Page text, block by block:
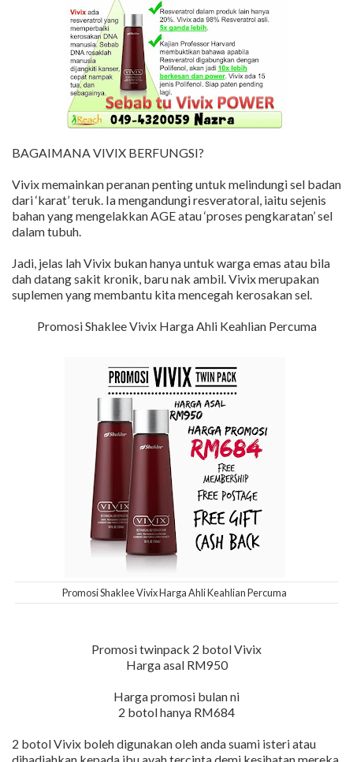
BAGAIMANA VIVIX BERFUNGSI?
Vivix memainkan peranan penting untuk melindungi sel badan
dari ‘karat’ teruk. Ia mengandungi resveratoral, iaitu sejenis
bahan yang mengelakkan AGE atau ‘proses pengkaratan’ sel
dalam tubuh.
Jadi, jelas lah Vivix bukan hanya untuk warga emas atau bila
dah datang sakit kronik, baru nak ambil. Vivix merupakan
suplemen yang membantu kita mencegah kerosakan sel.
Promosi Shaklee Vivix Harga Ahli Keahlian Percuma
Promosi Shaklee Vivix Harga Ahli Keahlian Percuma
Promosi twinpack 2 botol Vivix
Harga asal RM950
Harga promosi bulan ni
2 botol hanya RM684
2 botol Vivix boleh digunakan oleh anda suami isteri atau
dihadiahkan kepada ibu ayah tercinta demi kesihatan mereka